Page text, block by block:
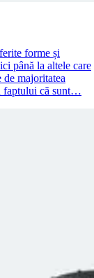
forme și
până la altele care
majoritatea
faptului că sunt…